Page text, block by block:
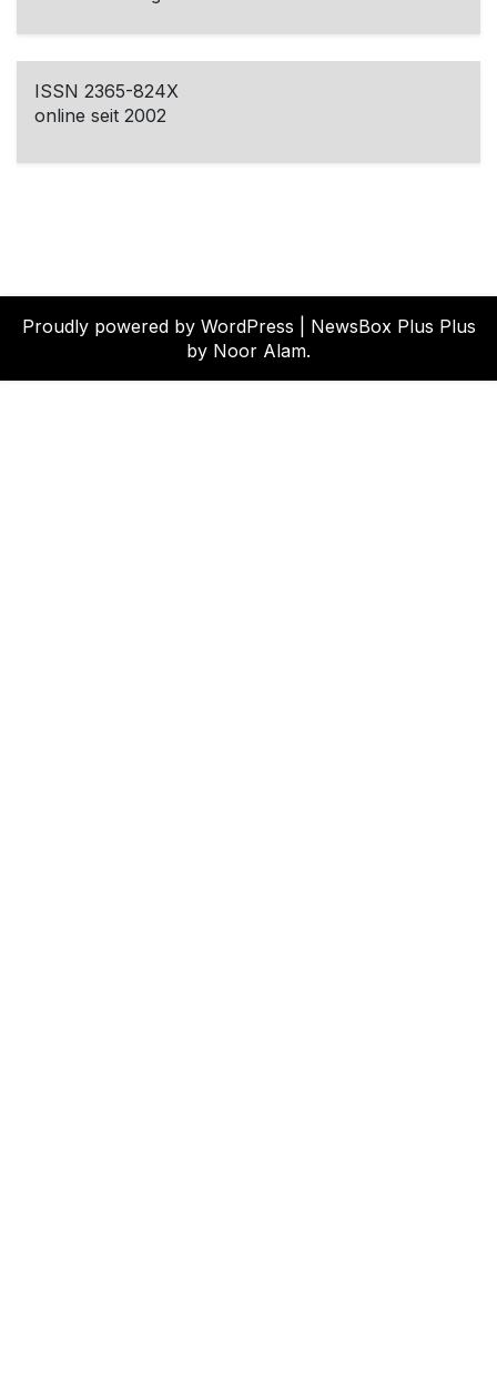
ISSN 2365-824X
online seit 2002
Proudly powered by WordPress
NewsBox Plus Plus
by Noor Alam.